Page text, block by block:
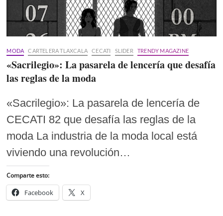
MODA CARTELERA TLAXCALA CECATI SLIDER TRENDY MAGAZINE
«Sacrilegio»: La pasarela de lencería que desafía
las reglas de la moda
«Sacrilegio»: La pasarela de lencería de
CECATI 82 que desafía las reglas de la
moda La industria de la moda local está
viviendo una revolución…
Comparte esto:
Facebook X